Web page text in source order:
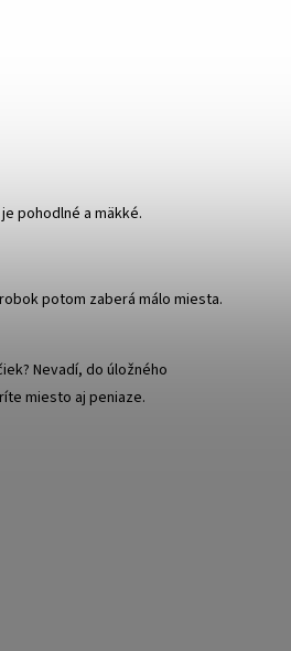
pohodlné a mäkké.
potom zaberá málo miesta.
Nevadí, do úložného
miesto aj peniaze.